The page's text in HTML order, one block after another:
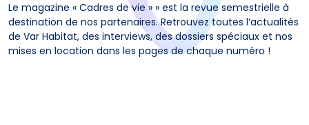
Le magazine « Cadres de vie » » est la revue semestrielle à
destination de nos partenaires. Retrouvez toutes l’actualités
de Var Habitat, des interviews, des dossiers spéciaux et nos
mises en location dans les pages de chaque numéro !